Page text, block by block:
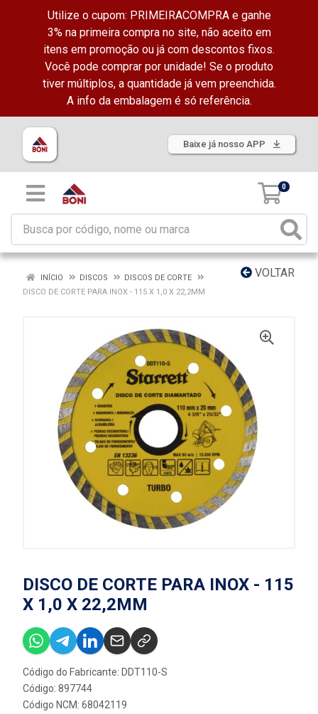
Utilize o cupom: PRIMEIRACOMPRA e ganhe
3% na primeira compra no site, não aceito em
itens em promoção ou já com descontos fixos.
Você pode comprar por unidade! Se o produto
tiver múltiplos, a quantidade já vem preenchida.
A info da embalagem é só referência.
Baixe já nosso APP
0
VOLTAR
INÍCIO DISCOS
DISCOS DE CORTE
DISCO DE CORTE PARA INOX - 115 X 1,0 X 22,2MM
DISCO DE CORTE PARA INOX - 115
X 1,0 X 22,2MM
Código do Fabricante: DDT110-S
Código: 897744
Código NCM: 68042119